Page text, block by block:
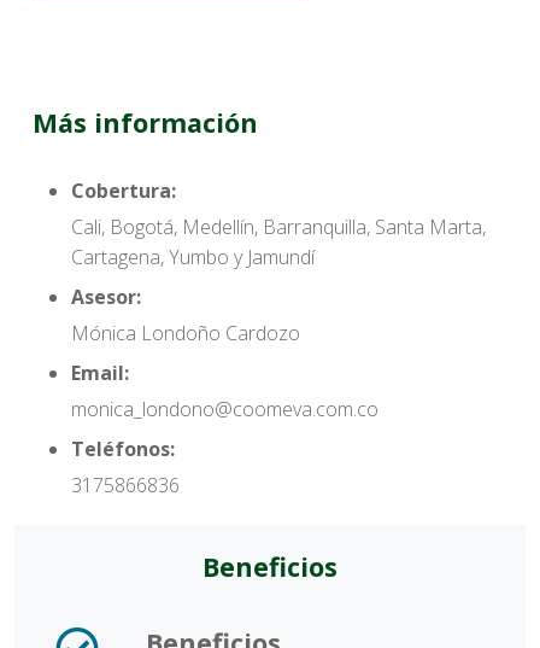
Más información
Cobertura:
Cali, Bogotá, Medellín, Barranquilla, Santa Marta,
Cartagena, Yumbo y Jamundí
Asesor:
Mónica Londoño Cardozo
Email:
monica_londono@coomeva.com.co
Teléfonos:
3175866836
Beneficios